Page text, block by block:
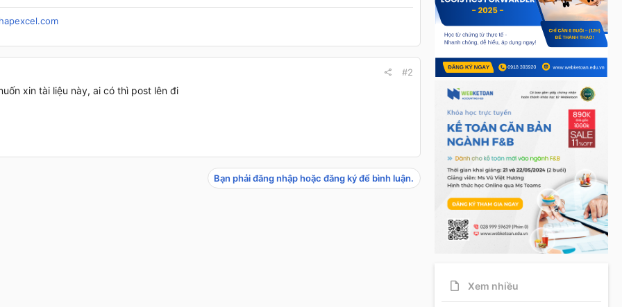
#2
xin tài liệu này, ai có thì post lên đi
Bạn phải đăng nhập hoặc đăng ký để bình luận.
Xem nhiều